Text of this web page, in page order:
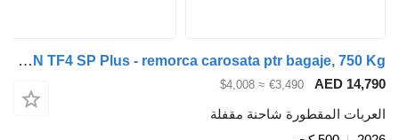
Tomplan TOMPLAN TF4 SP Plus - remorca carosata ptr bagaje, 750 Kg
AED 14,790
€3,490
≈ $4,008
العربات المقطورة شاحنة مقفلة